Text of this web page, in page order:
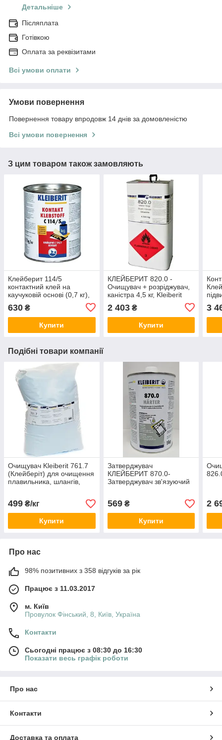
Детальніше
Післяплата
Готівкою
Оплата за реквізитами
Всі умови оплати
Умови повернення
Повернення товару впродовж 14 днів за домовленістю
Всі умови повернення
З цим товаром також замовляють
Клейберит 114/5
контактний клей на
каучуковій основі (0,7 кг),
630 ₴
Купити
КЛЕЙБЕРИТ 820.0 -
Очищувач + розріджувач,
каністра 4,5 кг, Kleiberit
2 403₴
Купити
3
Подібні товари компанії
Очищувач Kleiberit 761.7
(Клейберіт) для очищення
плавильника, шлангів,
499 ₴/кг
Купити
Затверджувач
КЛЕЙБЕРИТ 870.0-
Затверджувач зв'язуючий
257/250,261/250,267.9 (1
кг)
569₴
Купити
2
Про нас
98% позитивних з 358 відгуків за рік
Працює з 11.03.2017
м. Київ
Провулок Фінський, 8, Київ, Україна
Контакти
Сьогодні працює з 08:30 до 16:30
Показати весь графік роботи
Про нас
Контакти
Доставка та оплата